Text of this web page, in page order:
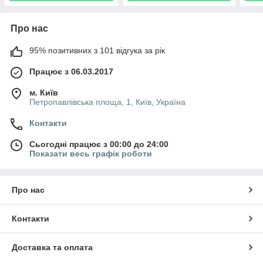
Про нас
95% позитивних з 101 відгука за рік
Працює з 06.03.2017
м. Київ
Петропавлівська площа, 1, Київ, Україна
Контакти
Сьогодні працює з 00:00 до 24:00
Показати весь графік роботи
Про нас
Контакти
Доставка та оплата